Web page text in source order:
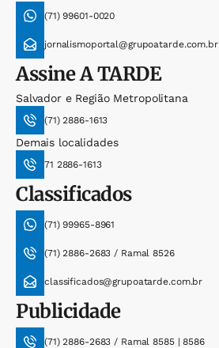
(71) 99601-0020
jornalismoportal@grupoatarde.com.br
AssineA TARDE
Salvador e Região Metropolitana
(71) 2886-1613
Demais localidades
71 2886-1613
Classificados
(71) 99965-8961
(71) 2886-2683 / Ramal 8526
classificados@grupoatarde.com.br
Publicidade
(71) 2886-2683 / Ramal 8585 | 8586